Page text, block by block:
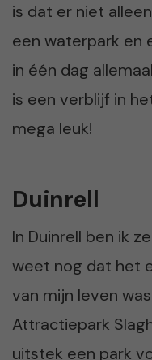
is dat er niet
een waterpark en
in één dag
is een verblijf in
mega leuk!
Duinrell
In Duinrell ben ik
weet nog dat het
van mijn leven
Attractiepark
uitstek een park